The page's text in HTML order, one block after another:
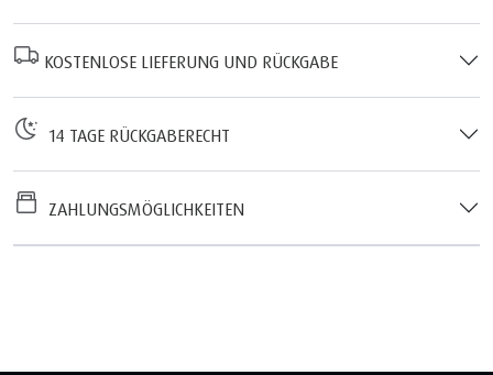
KOSTENLOSE LIEFERUNG UND RÜCKGABE
14 TAGE RÜCKGABERECHT
ZAHLUNGSMÖGLICHKEITEN